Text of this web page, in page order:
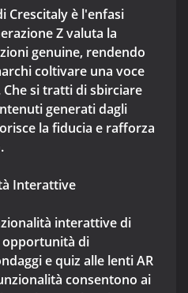
Crescitaly è l'enfasi
Z valuta la
genuine, rendendo
coltivare una voce
si tratti di sbirciare
generati dagli
la fiducia e rafforza
Interattive
interattive di
di
e quiz alle lenti AR
consentono ai